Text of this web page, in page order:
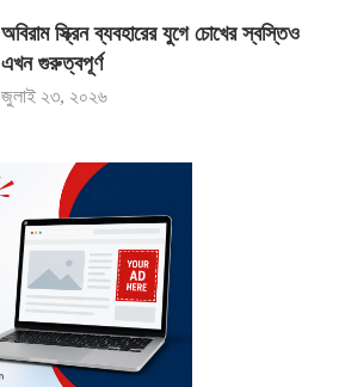
অবিরাম স্ক্রিন ব্যবহারের যুগে চোখের স্বস্তিও
এখন গুরুত্বপূর্ণ
জুলাই ২৩, ২০২৬